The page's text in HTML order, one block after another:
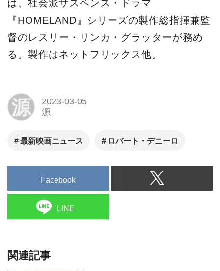
は、社会派サスペンス・ドラマ
『HOMELAND』シリーズの製作総指揮兼監
督のレスリー・リンカ・グラッターが務め
る。製作はネットフリックス他。
源
2023-03-05
源
最新映画ニュース ロバート・デニーロ
Facebook
LINE
関連記事